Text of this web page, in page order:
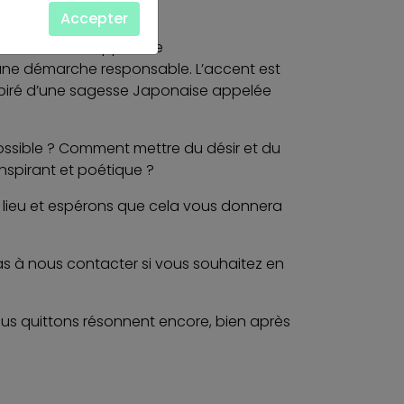
Une approche
démarche responsable. L’accent est
d’une sagesse Japonaise appelée
? Comment mettre du désir et du
et poétique ?
et espérons que cela vous donnera
à nous contacter si vous souhaitez en
quittons résonnent encore, bien après
Accepter